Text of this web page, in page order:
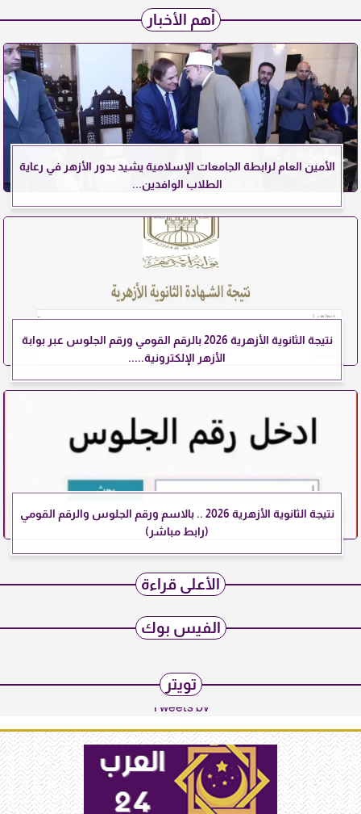
أهم الأخبار
الأمين العام لرابطة الجامعات الإسلامية يشيد بدور الأزهر في رعاية
الطلاب الوافدين...
نتيجة الثانوية الأزهرية 2026 بالرقم القومي ورقم الجلوس عبر بوابة
الأزهر الإلكترونية.....
نتيجة الثانوية الأزهرية 2026 .. بالاسم ورقم الجلوس والرقم القومي
(رابط مباشر)
الأعلى قراءة
الفيس بوك
تويتر
Tweets by